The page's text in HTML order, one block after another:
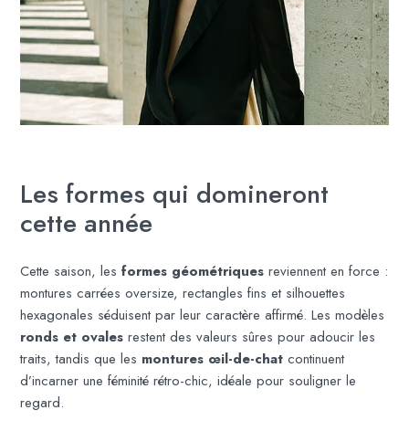
Les formes qui domineront
cette année
Cette saison, lesformes géométriques reviennent en force :
montures carrées oversize, rectangles fins et silhouettes
hexagonales séduisent par leur caractère affirmé. Les modèles
ronds et ovales restent des valeurs sûres pour adoucir les
traits, tandis que les montures œil-de-chat continuent
d’incarner une féminité rétro-chic, idéale pour souligner le
regard.